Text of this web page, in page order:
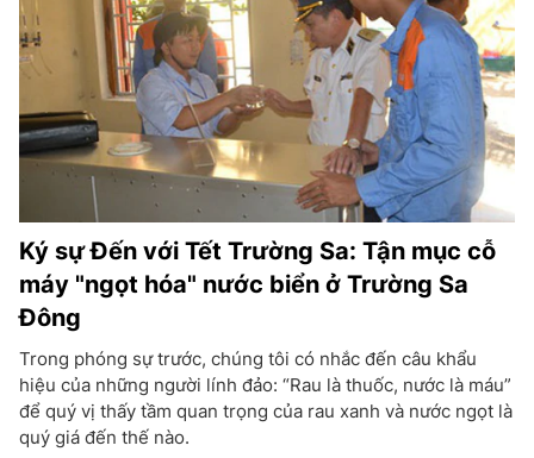
Ký sự Đến với Tết Trường Sa: Tận mục cỗ
máy "ngọt hóa" nước biển ở Trường Sa
Đông
Trong phóng sự trước, chúng tôi có nhắc đến câu khẩu
hiệu của những người lính đảo: “Rau là thuốc, nước là máu”
để quý vị thấy tầm quan trọng của rau xanh và nước ngọt là
quý giá đến thế nào.